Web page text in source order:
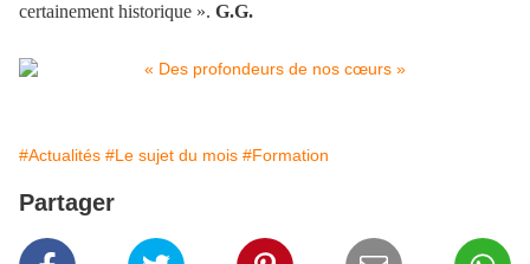
certainement historique ». G.G.
#Actualités #Le sujet du mois #Formation
Partager